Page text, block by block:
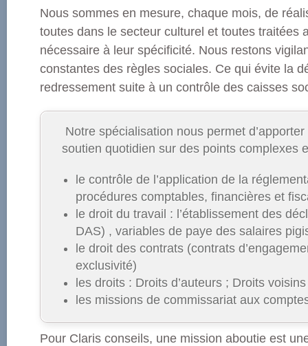
Nous sommes en mesure, chaque mois, de
toutes dans le secteur culturel et toutes traitées
nécessaire à leur spécificité. Nous restons
constantes des règles sociales. Ce qui évite la
redressement suite à un contrôle des caisses
Notre spécialisation nous permet
soutien quotidien sur des points complexes
le contrôle de l’application de la
procédures comptables, financières et
le droit du travail : l’établissement des
DAS) , variables de paye des salaires
le droit des contrats (contrats
exclusivité)
les droits : Droits d’auteurs ; Droits
les missions de commissariat aux
Pour Claris conseils, une mission aboutie est